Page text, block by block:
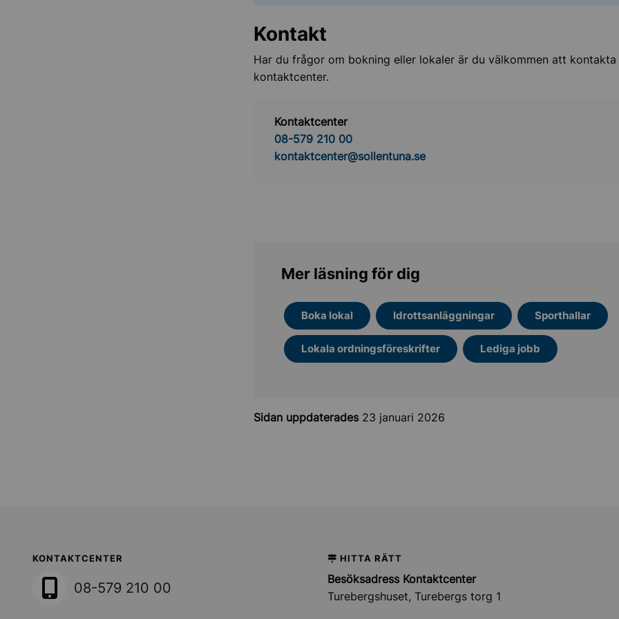
Kontakt
Har du frågor om bokning eller lokaler är du välkommen att
kontaktcenter.
Kontaktcenter
08-579 210 00
kontaktcenter@sollentuna.se
Mer läsning för dig
Boka lokal Idrottsanläggningar Sporthallar
Lokala ordningsföreskrifter Lediga jobb
Sidan uppdaterades 23 januari 2026
Sollentuna Kommun
KONTAKTCENTER
08-579 210 00
HITTA RÄTT
Besöksadress Kontaktcenter
Turebergshuset, Turebergs torg 1